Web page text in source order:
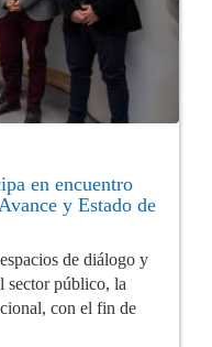
en encuentro
y Estado de
de diálogo y
sector público, la
con el fin de